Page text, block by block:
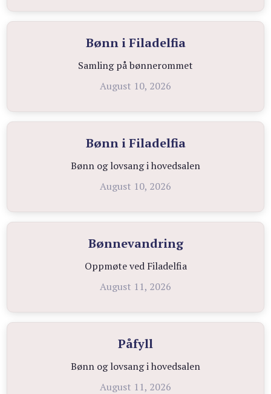
Bønn i Filadelfia
Samling på bønnerommet
August 10, 2026
Bønn i Filadelfia
Bønn og lovsang i hovedsalen
August 10, 2026
Bønnevandring
Oppmøte ved Filadelfia
August 11, 2026
Påfyll
Bønn og lovsang i hovedsalen
August 11, 2026